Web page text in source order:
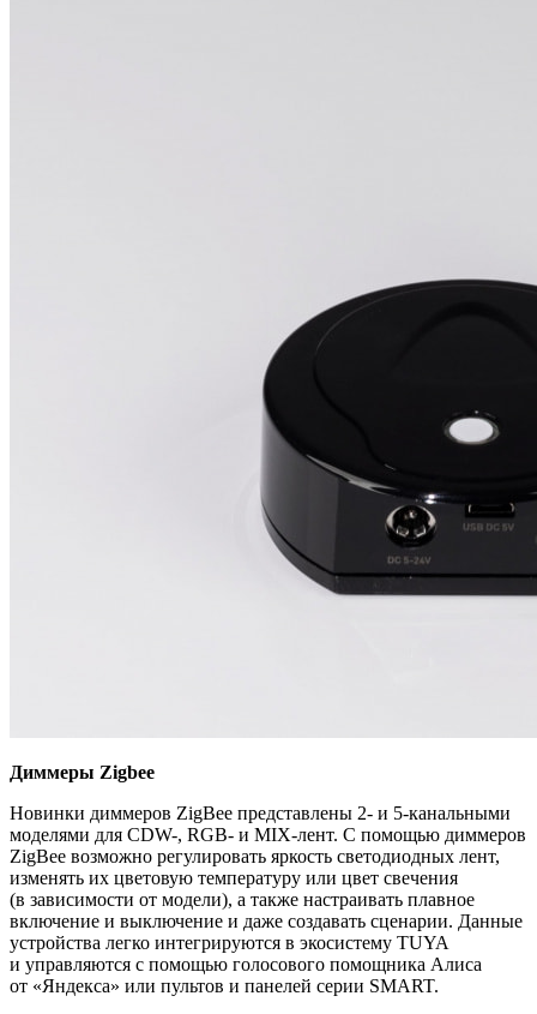
Диммеры Zigbee
Новинки диммеров ZigBee представлены 2- и 5-канальными
моделями для CDW-, RGB- и MIX-лент. С помощью диммеров
ZigBee возможно регулировать яркость светодиодных лент,
изменять их цветовую температуру или цвет свечения
(в зависимости от модели), а также настраивать плавное
включение и выключение и даже создавать сценарии. Данные
устройства легко интегрируются в экосистему TUYA
и управляются с помощью голосового помощника Алиса
от «Яндекса» или пультов и панелей серии SMART.